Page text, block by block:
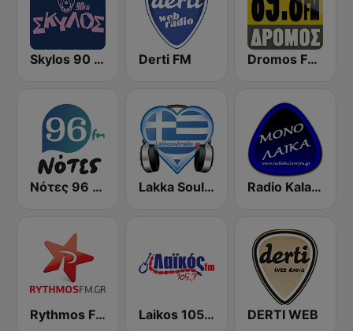
Skylos 90 FM Derti FM Dromos FM - ΔΡΟΜΟΣ 89.8
Νότες 96 FM - απλά ελληνικά! Lakka Souli Radio Radio Kalavryta Καλάβρυτα
Rythmos FM - Ρυθμος 94.9 Laikos 105.7 FM (Λαϊκός fm) DERTI WEB